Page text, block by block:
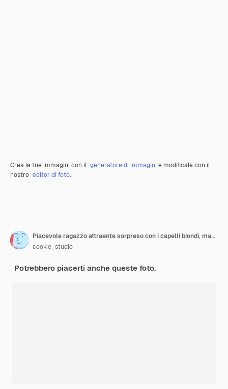
Crea le tue immagini con il generatore di immagini e modificale con il
nostro editor di foto.
Piacevole ragazzo attraente sorpreso con i capelli biondi, mascella cadente mentre discute di qualcosa di straordinario, che punta a destra con le dita indice, ansimante di gioia ed eccitazione
cookie_studio
Potrebbero piacerti anche queste foto.